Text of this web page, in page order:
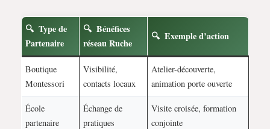
Type de
Partenaire
Bénéfices
réseau Ruche
Exemple d’action
Boutique
Montessori
Visibilité,
contacts locaux
Atelier-découverte,
animation porte ouverte
École
partenaire
Échange de
pratiques
Visite croisée, formation
conjointe